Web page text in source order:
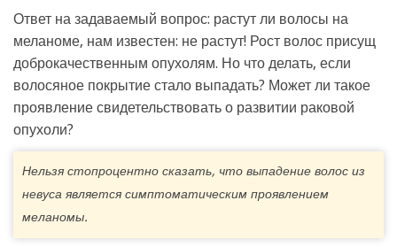
Ответ на задаваемый вопрос: растут ли волосы на
меланоме, нам известен: не растут! Рост волос присущ
доброкачественным опухолям. Но что делать, если
волосяное покрытие стало выпадать? Может ли такое
проявление свидетельствовать о развитии раковой
опухоли?
Нельзя стопроцентно сказать, что выпадение волос из
невуса является симптоматическим проявлением
меланомы.